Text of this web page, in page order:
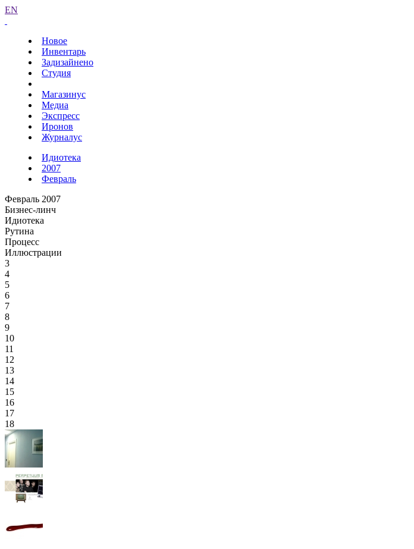
EN
Новое
Инвентарь
Задизайнено
Студия
Магазинус
Медиа
Экспресс
Иронов
Журналус
Идиотека
2007
Февраль
Февраль 2007
Бизнес-линч
Идиотека
Рутина
Процесс
Иллюстрации
3
4
5
6
7
8
9
10
11
12
13
14
15
16
17
18